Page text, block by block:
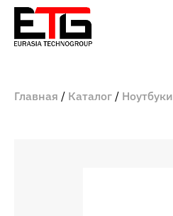
Главная Каталог Ноутбуки